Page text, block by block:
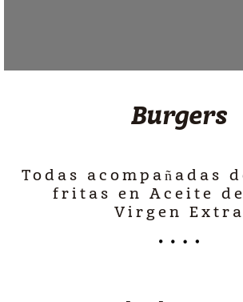
Burgers
Todas acompañadas
fritas en Aceite
Virgen Extra